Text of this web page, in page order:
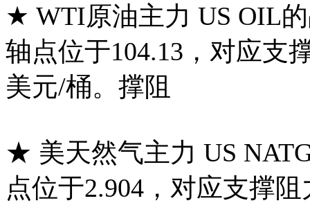
★ WTI原油主力 US OIL
轴点位于104.13，对应支
美元/桶。撑阻
★ 美天然气主力 US
点位于2.904，对应支撑